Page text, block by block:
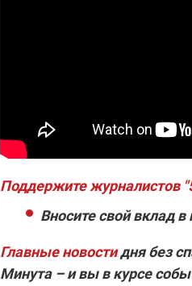
Поддержите журналистов
Вносите свой вклад в
Главные новостидня без
Минута – и вы в курсе